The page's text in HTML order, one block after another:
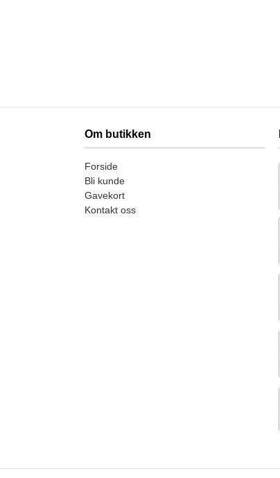
Om butikken
Forside
Bli kunde
Gavekort
Kontakt oss